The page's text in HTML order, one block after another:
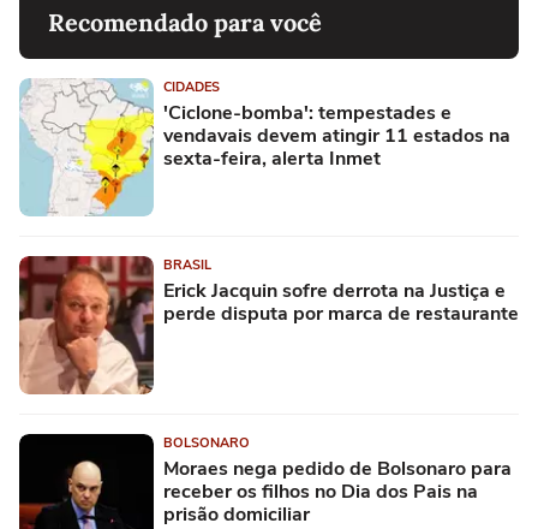
Recomendado para você
CIDADES
'Ciclone-bomba': tempestades e
vendavais devem atingir 11 estados na
sexta-feira, alerta Inmet
BRASIL
Erick Jacquin sofre derrota na Justiça e
perde disputa por marca de restaurante
BOLSONARO
Moraes nega pedido de Bolsonaro para
receber os filhos no Dia dos Pais na
prisão domiciliar